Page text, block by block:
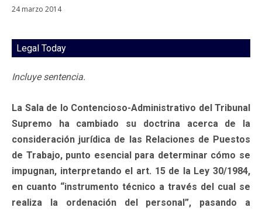
24 marzo 2014
Legal Today
Incluye sentencia.
La Sala de lo Contencioso-Administrativo del Tribunal
Supremo ha cambiado su doctrina acerca de la
consideración jurídica de las Relaciones de Puestos
de Trabajo, punto esencial para determinar cómo se
impugnan, interpretando el art. 15 de la Ley 30/1984,
en cuanto “instrumento técnico a través del cual se
realiza la ordenación del personal”, pasando a